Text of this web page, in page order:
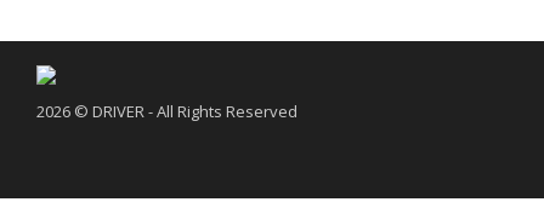
2026 © DRIVER - All Rights Reserved